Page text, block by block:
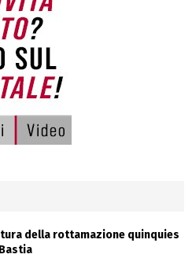
della rottamazione quinquies